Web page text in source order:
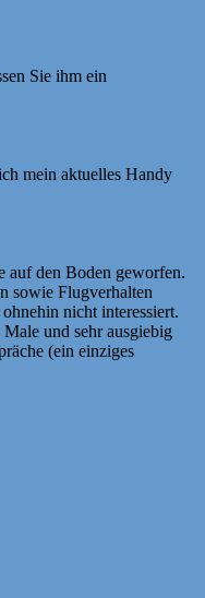
Sie ihm ein
mein aktuelles Handy
auf den Boden geworfen.
sowie Flugverhalten
nicht interessiert.
und sehr ausgiebig
(ein einziges